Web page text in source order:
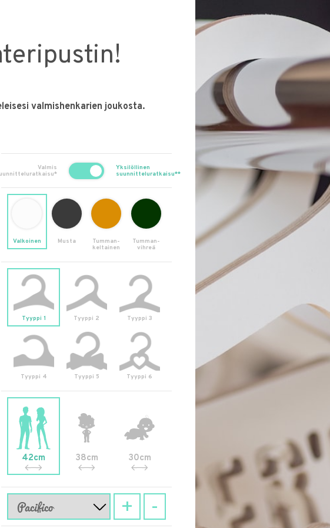
valmishenkarien joukosta.
Valmis
Yksilöllinen
suunnitteluratkaisu**
Valkoinen Musta
Tumman-
keltainen
Tumman-
vihreä
Tyyppi 1 Tyyppi 2 Tyyppi 3
Tyyppi 4 Tyyppi 5 Tyyppi 6
42cm 38cm 30cm
+ -